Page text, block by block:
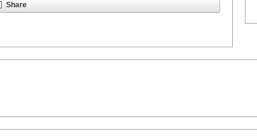
Share